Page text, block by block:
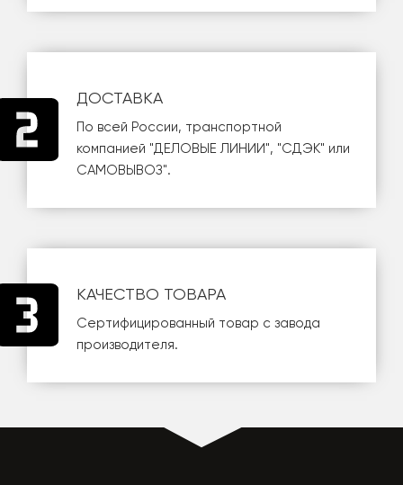
ДОСТАВКА
По всей России, транспортной
компанией "ДЕЛОВЫЕ ЛИНИИ", "СДЭК" или
САМОВЫВОЗ".
КАЧЕСТВО ТОВАРА
Сертифицированный товар с завода
производителя.